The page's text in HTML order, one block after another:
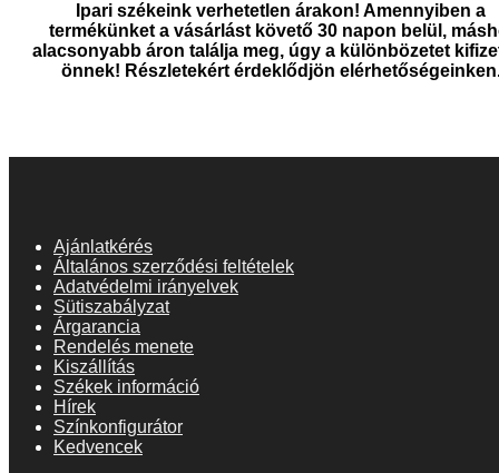
Ipari székeink verhetetlen árakon! Amennyiben a
termékünket a vásárlást követő 30 napon belül,
alacsonyabb áron találja meg, úgy a különbözetet
önnek! Részletekért érdeklődjön
Ajánlatkérés
Általános szerződési feltételek
Adatvédelmi irányelvek
Sütiszabályzat
Árgarancia
Rendelés menete
Kiszállítás
Székek információ
Hírek
Színkonfigurátor
Kedvencek